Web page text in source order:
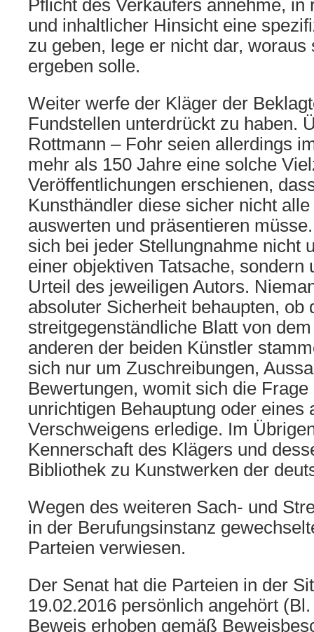
Pflicht des Verkäufers annehme,
und inhaltlicher Hinsicht eine
zu geben, lege er nicht dar, woraus
ergeben solle.
Weiter werfe der Kläger der
Fundstellen unterdrückt zu haben.
Rottmann – Fohr seien allerdings
mehr als 150 Jahre eine solche
Veröffentlichungen erschienen,
Kunsthändler diese sicher nicht
auswerten und präsentieren
sich bei jeder Stellungnahme nicht
einer objektiven Tatsache, sondern
Urteil des jeweiligen Autors.
absoluter Sicherheit behaupten, ob
streitgegenständliche Blatt von
anderen der beiden Künstler
sich nur um Zuschreibungen,
Bewertungen, womit sich die
unrichtigen Behauptung oder eines
Verschweigens erledige. Im
Kennerschaft des Klägers und
Bibliothek zu Kunstwerken der
Wegen des weiteren Sach- und
in der Berufungsinstanz
Parteien verwiesen.
Der Senat hat die Parteien in der
19.02.2016 persönlich angehört
Beweis erhoben gemäß